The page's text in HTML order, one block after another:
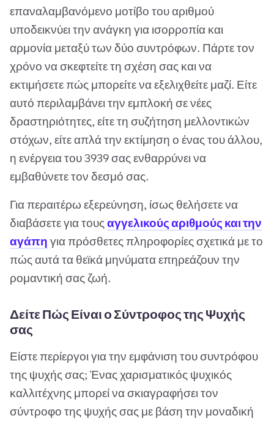
επαναλαμβανόμενο μοτίβο του αριθμού
υποδεικνύει την ανάγκη για ισορροπία και
αρμονία μεταξύ των δύο συντρόφων. Πάρτε τον
χρόνο να σκεφτείτε τη σχέση σας και να
εκτιμήσετε πώς μπορείτε να εξελιχθείτε μαζί. Είτε
αυτό περιλαμβάνει την εμπλοκή σε νέες
δραστηριότητες, είτε τη συζήτηση μελλοντικών
στόχων, είτε απλά την εκτίμηση ο ένας του άλλου,
η ενέργεια του 3939 σας ενθαρρύνει να
εμβαθύνετε τον δεσμό σας.
Για περαιτέρω εξερεύνηση, ίσως θελήσετε να
διαβάσετε για τους αγγελικούς αριθμούς και την
αγάπη για πρόσθετες πληροφορίες σχετικά με το
πώς αυτά τα θεϊκά μηνύματα επηρεάζουν την
ρομαντική σας ζωή.
Δείτε Πώς Είναι ο Σύντροφος της Ψυχής
σας
Είστε περίεργοι για την εμφάνιση του συντρόφου
της ψυχής σας; Ένας χαρισματικός ψυχικός
καλλιτέχνης μπορεί να σκιαγραφήσει τον
σύντροφο της ψυχής σας με βάση την μοναδική